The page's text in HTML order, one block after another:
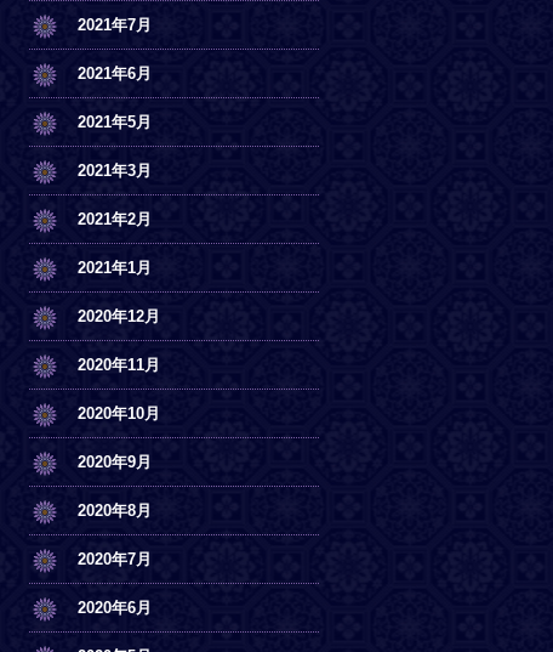
2021年7月
2021年6月
2021年5月
2021年3月
2021年2月
2021年1月
2020年12月
2020年11月
2020年10月
2020年9月
2020年8月
2020年7月
2020年6月